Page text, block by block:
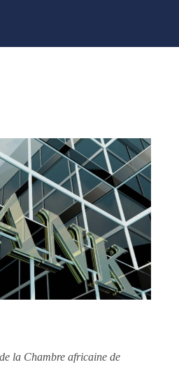
la Chambre africaine de